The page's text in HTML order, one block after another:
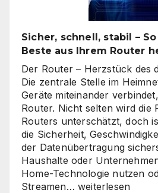
Sicher, schnell, stabil –
Beste aus Ihrem Router
Der Router – Herzstück des
Die zentrale Stelle im
Geräte miteinander
Router. Nicht selten wird die
Routers unterschätzt, doch
die Sicherheit,
der Datenübertragung
Haushalte oder
Home-Technologie nutzen
Streamen… Sicher,
weiterlesen